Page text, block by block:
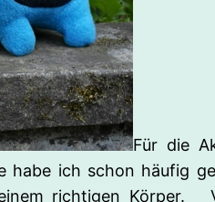
Für die
habe ich schon häufig
richtigen Körper.